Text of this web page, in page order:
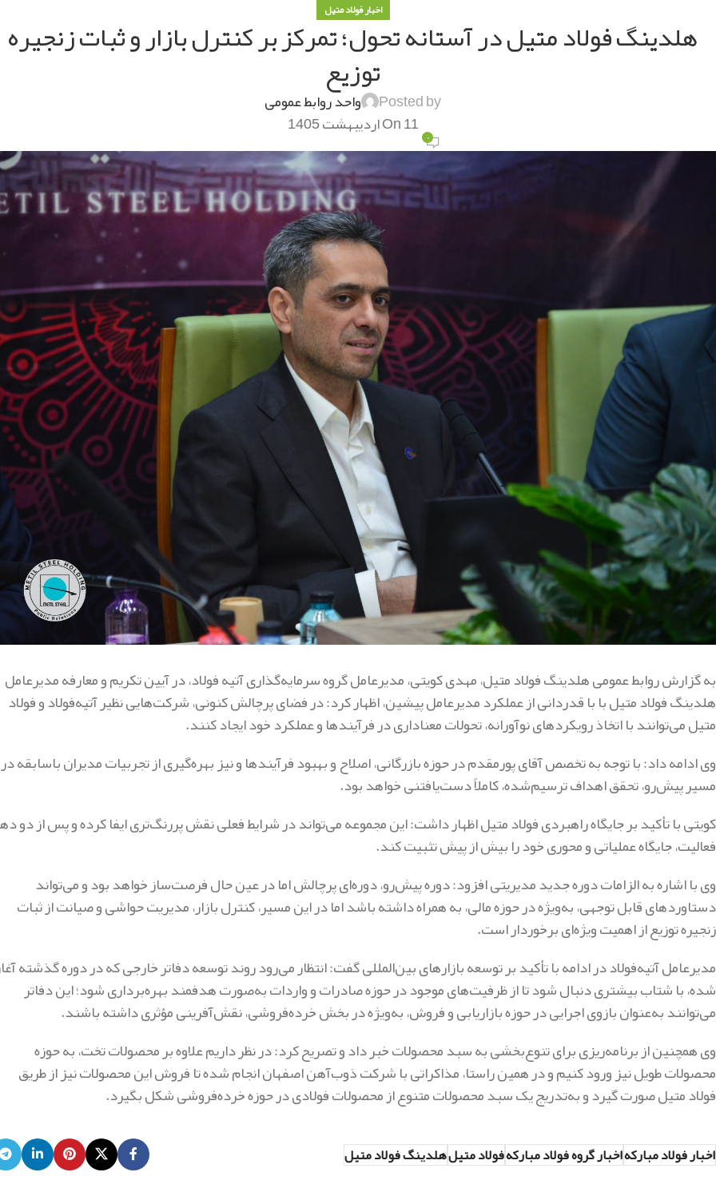
اخبار فولاد متیل
هلدینگ فولاد متیل در آستانه تحول؛ تمرکز بر کنترل بازار و ثبات زنجیره
توزیع
Posted by واحد روابط عمومی
On 11 اردیبهشت 1405 ۰
به گزارش روابط عمومی هلدینگ فولاد متیل، مهدی کویتی، مدیرعامل گروه سرمایه‌گذاری آتیه فولاد، در آیین تکریم و معارفه مدیرعامل
هلدینگ فولاد متیل با با قدردانی از عملکرد مدیرعامل پیشین، اظهار کرد: در فضای پرچالش کنونی، شرکت‌هایی نظیر آتیه‌فولاد و فولاد
متیل می‌توانند با اتخاذ رویکردهای نوآورانه، تحولات معناداری در فرآیندها و عملکرد خود ایجاد کنند.
وی ادامه داد: با توجه به تخصص آقای پورمقدم در حوزه بازرگانی، اصلاح و بهبود فرآیندها و نیز بهره‌گیری از تجربیات مدیران باسابقه در
مسیر پیش‌رو، تحقق اهداف ترسیم‌شده، کاملاً دست‌یافتنی خواهد بود.
کویتی با تأکید بر جایگاه راهبردی فولاد متیل اظهار داشت: این مجموعه می‌تواند در شرایط فعلی نقش پررنگ‌تری ایفا کرده و پس از دو
فعالیت، جایگاه عملیاتی و محوری خود را بیش از پیش تثبیت کند.
وی با اشاره به الزامات دوره جدید مدیریتی افزود: دوره پیش‌رو، دوره‌ای پرچالش اما در عین حال فرصت‌ساز خواهد بود و می‌تواند
دستاوردهای قابل توجهی، به‌ویژه در حوزه مالی، به همراه داشته باشد اما در این مسیر، کنترل بازار، مدیریت حواشی و صیانت از ثبات
زنجیره توزیع از اهمیت ویژه‌ای برخوردار است.
مدیرعامل آتیه‌فولاد در ادامه با تأکید بر توسعه بازارهای بین‌المللی گفت: انتظار می‌رود روند توسعه دفاتر خارجی که در دوره گذشته
شده، با شتاب بیشتری دنبال شود تا از ظرفیت‌های موجود در حوزه صادرات و واردات به‌صورت هدفمند بهره‌برداری شود؛ این دفاتر
می‌توانند به‌عنوان بازوی اجرایی در حوزه بازاریابی و فروش، به‌ویژه در بخش خرده‌فروشی، نقش‌آفرینی مؤثری داشته باشند.
وی همچنین از برنامه‌ریزی برای تنوع‌بخشی به سبد محصولات خبر داد و تصریح کرد: در نظر داریم علاوه بر محصولات تخت، به حوزه
محصولات طویل نیز ورود کنیم و در همین راستا، مذاکراتی با شرکت ذوب‌آهن اصفهان انجام شده تا فروش این محصولات نیز از طریق
فولاد متیل صورت گیرد و به‌تدریج یک سبد محصولات متنوع از محصولات فولادی در حوزه خرده‌فروشی شکل بگیرد.
اخبار فولاد مبارکهاخبار گروه فولاد مبارکهفولاد متیلهلدینگ فولاد متیل